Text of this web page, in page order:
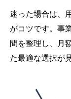
迷った場合は、
がコツです。事
間を整理し、月
た最適な選択が